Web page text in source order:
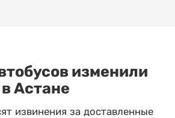
изменили
Астане
извинения за доставленные